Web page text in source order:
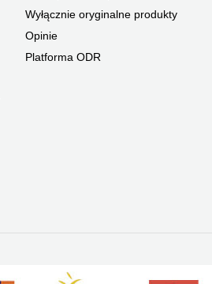
Wyłącznie oryginalne produkty
Opinie
Platforma ODR